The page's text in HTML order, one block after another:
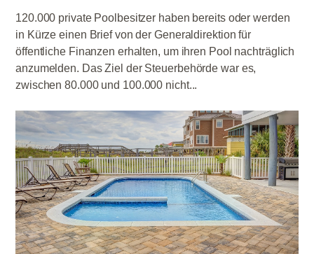
120.000 private Poolbesitzer haben bereits oder werden
in Kürze einen Brief von der Generaldirektion für
öffentliche Finanzen erhalten, um ihren Pool nachträglich
anzumelden. Das Ziel der Steuerbehörde war es,
zwischen 80.000 und 100.000 nicht...